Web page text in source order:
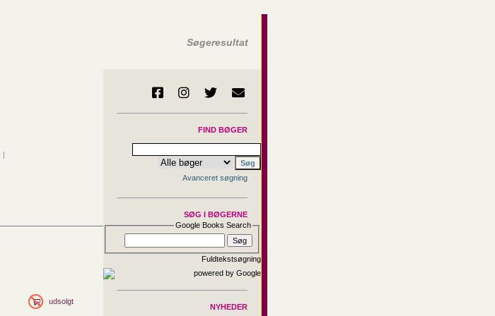
Søgeresultat
|
udsolgt
FIND BØGER
Avanceret søgning
SØG I BØGERNE
Google Books Search
Fuldtekstsøgning
NYHEDER